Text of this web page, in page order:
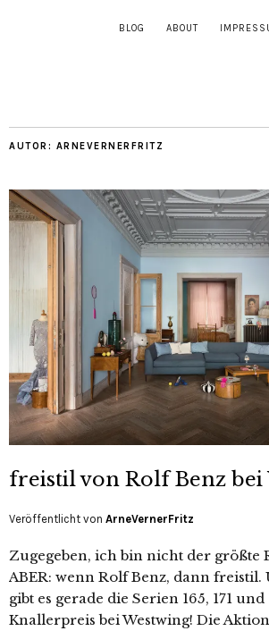
BLOG ABOUT
AUTOR: ARNEVERNERFRITZ
freistil von Rolf Benz bei
Veröffentlicht von ArneVernerFritz
Zugegeben, ich bin nicht der größte
ABER: wenn Rolf Benz, dann
gibt es gerade die Serien 165, 171
Knallerpreis bei Westwing! Die